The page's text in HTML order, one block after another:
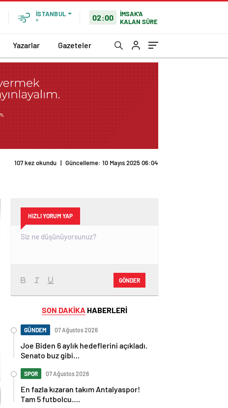
İSTANBUL
°
02:00
İMSAK'A
KALAN SÜRE
Yazarlar Gazeteler
HIZLI YORUM YAP
GÖNDER
SON DAKİKA HABERLERİ
GÜNDEM 07 Ağustos 2026
Joe Biden 6 aylık hedeflerini açıkladı.
Senato buz gibi…
SPOR 07 Ağustos 2026
En fazla kızaran takım Antalyaspor!
Tam 5 futbolcu….